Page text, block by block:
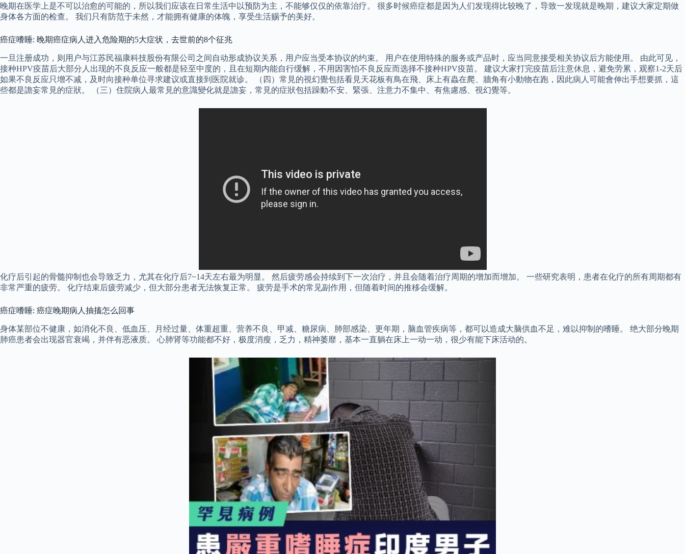
晚期在医学上是不可以治愈的可能的，所以我们应该在日常生活中以预防为主，不能够仅仅的依靠治疗。 很多时候癌症都是因为人们发现得比较晚了，导致一发现就是晚期，建议大家定期做
身体各方面的检查。 我们只有防范于未然，才能拥有健康的体魄，享受生活赐予的美好。
癌症嗜睡: 晚期癌症病人进入危险期的5大症状，去世前的8个征兆
一旦注册成功，则用户与江苏民福康科技股份有限公司之间自动形成协议关系，用户应当受本协议的约束。 用户在使用特殊的服务或产品时，应当同意接受相关协议后方能使用。 由此可见，
接种HPV疫苗后大部分人出现的不良反应一般都是轻至中度的，且在短期内能自行缓解，不用因害怕不良反应而选择不接种HPV疫苗。 建议大家打完疫苗后注意休息，避免劳累，观察1-2天后
如果不良反应只增不减，及时向接种单位寻求建议或直接到医院就诊。 （四）常見的視幻覺包括看見天花板有鳥在飛、床上有蟲在爬、牆角有小動物在跑，因此病人可能會伸出手想要抓，這
些都是譫妄常見的症狀。 （三）住院病人最常見的意識變化就是譫妄，常見的症狀包括躁動不安、緊張、注意力不集中、有焦慮感、視幻覺等。
化疗后引起的骨髓抑制也会导致乏力，尤其在化疗后7~14天左右最为明显。 然后疲劳感会持续到下一次治疗，并且会随着治疗周期的增加而增加。 一些研究表明，患者在化疗的所有周期都有
非常严重的疲劳。 化疗结束后疲劳减少，但大部分患者无法恢复正常。 疲劳是手术的常见副作用，但随着时间的推移会缓解。
癌症嗜睡: 癌症晚期病人抽搐怎么回事
身体某部位不健康，如消化不良、低血压、月经过量、体重超重、营养不良、甲减、糖尿病、肺部感染、更年期，脑血管疾病等，都可以造成大脑供血不足，难以抑制的嗜睡。 绝大部分晚期
肺癌患者会出现器官衰竭，并伴有恶液质。 心肺肾等功能都不好，极度消瘦，乏力，精神萎靡，基本一直躺在床上一动一动，很少有能下床活动的。